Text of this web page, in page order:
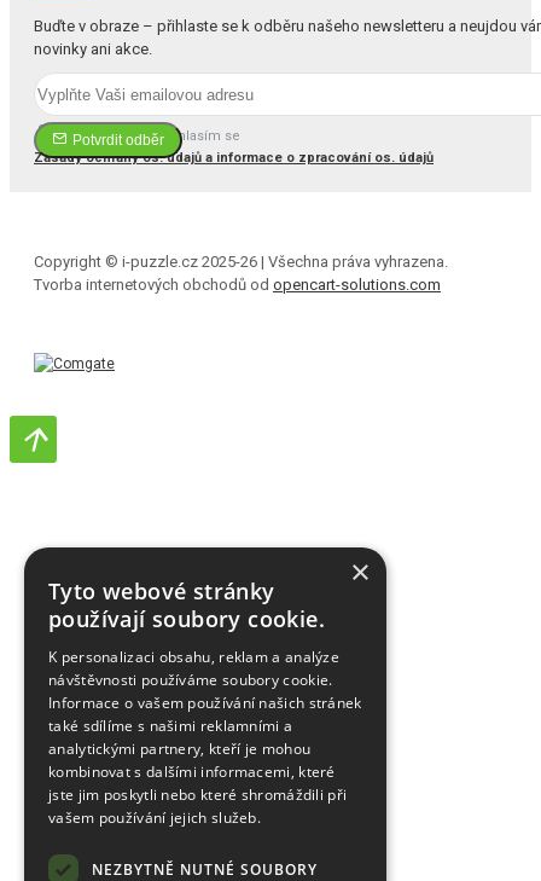
Buďte v obraze – přihlaste se k odběru našeho newsletteru a neujdou
novinky ani akce.
Potvrdit odběr
Četl(a) jsem a souhlasím se
Zásady ochrany os. údajů a informace o zpracování os. údajů
Copyright © i-puzzle.cz 2025-26 | Všechna práva vyhrazena.
Tvorba internetových obchodů od opencart-solutions.com
×
Tyto webové stránky
používají soubory cookie.
K personalizaci obsahu, reklam a analýze
návštěvnosti používáme soubory cookie.
Informace o vašem používání našich stránek
také sdílíme s našimi reklamními a
analytickými partnery, kteří je mohou
kombinovat s dalšími informacemi, které
jste jim poskytli nebo které shromáždili při
vašem používání jejich služeb.
NEZBYTNĚ NUTNÉ SOUBORY